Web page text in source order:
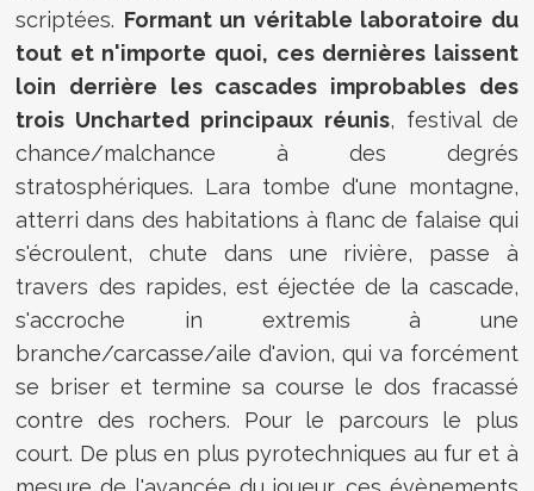
scriptées. Formant un véritable laboratoire du
tout et n'importe quoi, ces dernières laissent
loin derrière les cascades improbables des
trois Uncharted principaux réunis, festival de
chance/malchance à des degrés
stratosphériques. Lara tombe d'une montagne,
atterri dans des habitations à flanc de falaise qui
s'écroulent, chute dans une rivière, passe à
travers des rapides, est éjectée de la cascade,
s'accroche in extremis à une
branche/carcasse/aile d'avion, qui va forcément
se briser et termine sa course le dos fracassé
contre des rochers. Pour le parcours le plus
court. De plus en plus pyrotechniques au fur et à